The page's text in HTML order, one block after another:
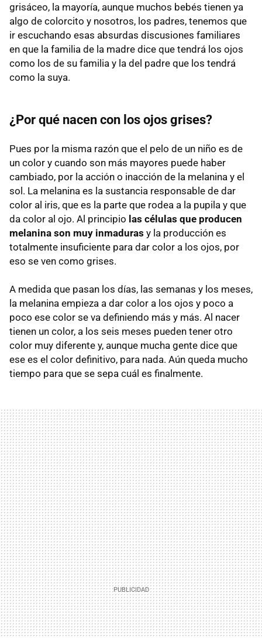
grisáceo, la mayoría, aunque muchos bebés tienen ya
algo de colorcito y nosotros, los padres, tenemos que
ir escuchando esas absurdas discusiones familiares
en que la familia de la madre dice que tendrá los ojos
como los de su familia y la del padre que los tendrá
como la suya.
¿Por qué nacen con los ojos grises?
Pues por la misma razón que el pelo de un niño es de
un color y cuando son más mayores puede haber
cambiado, por la acción o inacción de la melanina y el
sol. La melanina es la sustancia responsable de dar
color al iris, que es la parte que rodea a la pupila y que
da color al ojo. Al principio las células que producen
melanina son muy inmaduras y la producción es
totalmente insuficiente para dar color a los ojos, por
eso se ven como grises.
A medida que pasan los días, las semanas y los meses,
la melanina empieza a dar color a los ojos y poco a
poco ese color se va definiendo más y más. Al nacer
tienen un color, a los seis meses pueden tener otro
color muy diferente y, aunque mucha gente dice que
ese es el color definitivo, para nada. Aún queda mucho
tiempo para que se sepa cuál es finalmente.